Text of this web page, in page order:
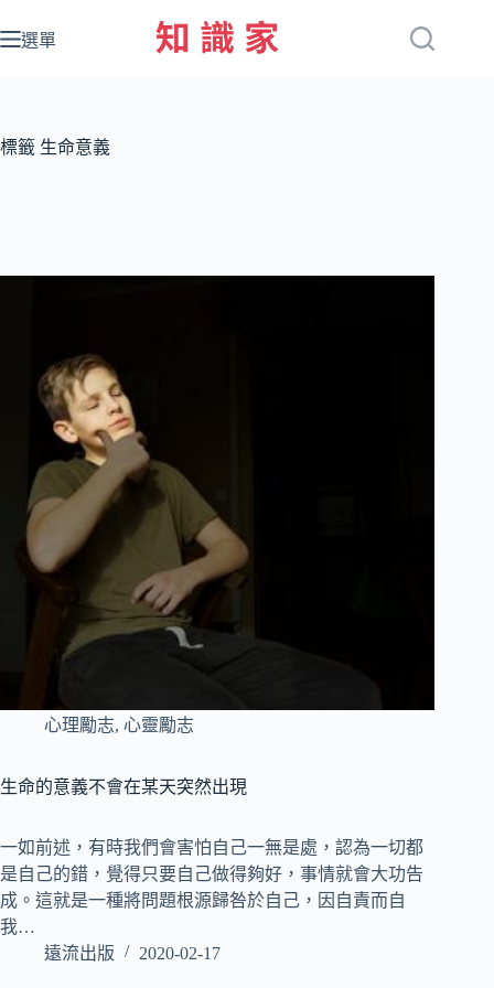
至
容
選單
標籤 生命意義
心理勵志, 心靈勵志
生命的意義不會在某天突然出現
一如前述，有時我們會害怕自己一無是處，認為一切都
是自己的錯，覺得只要自己做得夠好，事情就會大功告
成。這就是一種將問題根源歸咎於自己，因自責而自
我…
遠流出版
2020-02-17